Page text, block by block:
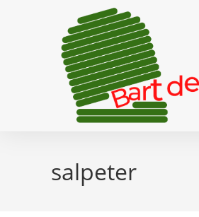
salpeter